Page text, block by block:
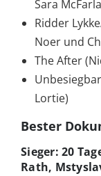
Sara
Ridder
Noer und
The After
Lortie)
Bester
Sieger: 20
Rath,